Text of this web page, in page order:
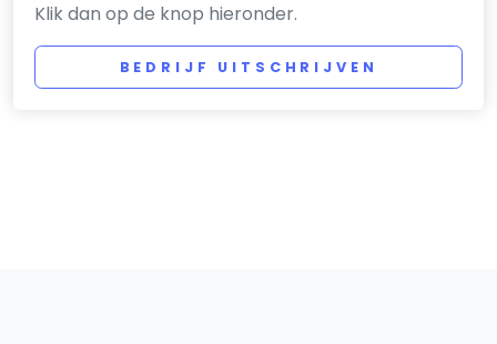
Klik dan op de knop hieronder.
BEDRIJF UITSCHRIJVEN